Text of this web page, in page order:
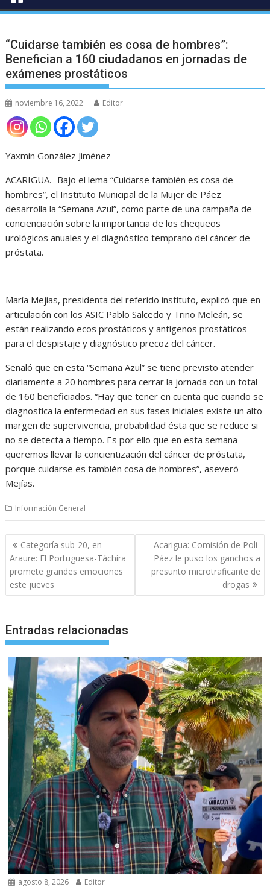
“Cuidarse también es cosa de hombres”:
Benefician a 160 ciudadanos en jornadas de
exámenes prostáticos
noviembre 16, 2022 Editor
Yaxmin González Jiménez
ACARIGUA.- Bajo el lema “Cuidarse también es cosa de
hombres”, el Instituto Municipal de la Mujer de Páez
desarrolla la “Semana Azul”, como parte de una campaña de
concienciación sobre la importancia de los chequeos
urológicos anuales y el diagnóstico temprano del cáncer de
próstata.
María Mejías, presidenta del referido instituto, explicó que en
articulación con los ASIC Pablo Salcedo y Trino Meleán, se
están realizando ecos prostáticos y antígenos prostáticos
para el despistaje y diagnóstico precoz del cáncer.
Señaló que en esta “Semana Azul” se tiene previsto atender
diariamente a 20 hombres para cerrar la jornada con un total
de 160 beneficiados. “Hay que tener en cuenta que cuando se
diagnostica la enfermedad en sus fases iniciales existe un alto
margen de supervivencia, probabilidad ésta que se reduce si
no se detecta a tiempo. Es por ello que en esta semana
queremos llevar la concientización del cáncer de próstata,
porque cuidarse es también cosa de hombres”, aseveró
Mejías.
Información General
Navegación
de
entradas
Categoría sub-20, en
Araure: El Portuguesa-Táchira
promete grandes emociones
este jueves
Acarigua: Comisión de Poli-
Páez le puso los ganchos a
presunto microtraficante de
drogas
Entradas relacionadas
agosto 8, 2026 Editor